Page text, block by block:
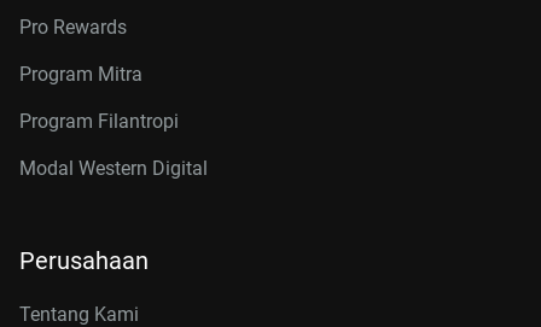
Pro Rewards
Program Mitra
Program Filantropi
Modal Western Digital
Perusahaan
Tentang Kami